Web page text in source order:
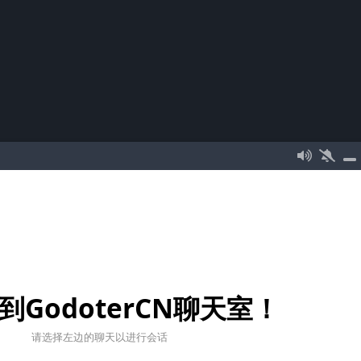
GodoterCN聊天室！
请选择左边的聊天以进行会话